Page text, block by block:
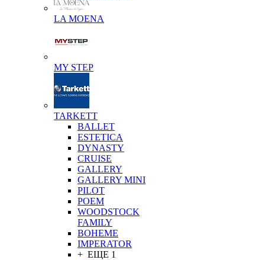
LA MOENA
MY STEP
TARKETT
BALLET
ESTETICA
DYNASTY
CRUISE
GALLERY
GALLERY MINI
PILOT
POEM
WOODSTOCK
FAMILY
BOHEME
IMPERATOR
+ ЕЩЕ 1